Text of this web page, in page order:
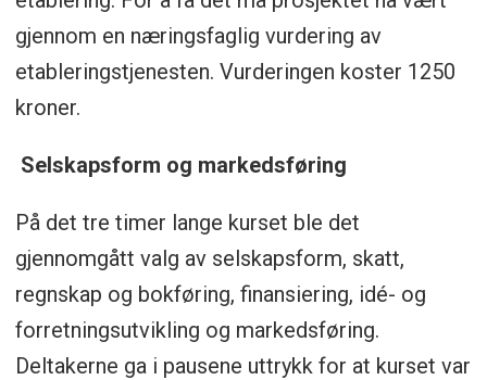
gjennom en næringsfaglig vurdering av
etableringstjenesten. Vurderingen koster 1250
kroner.
Selskapsform og markedsføring
På det tre timer lange kurset ble det
gjennomgått valg av selskapsform, skatt,
regnskap og bokføring, finansiering, idé- og
forretningsutvikling og markedsføring.
Deltakerne ga i pausene uttrykk for at kurset var